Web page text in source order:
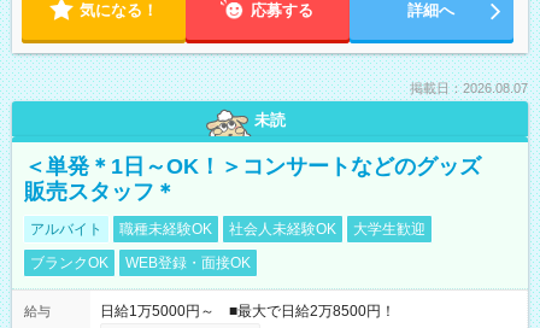
気になる！ 応募する 詳細へ
掲載日：2026.08.07
未読
＜単発＊1日～OK！＞コンサートなどのグッズ
販売スタッフ＊
アルバイト 職種未経験OK 社会人未経験OK
大学生歓迎
ブランクOK
WEB登録・面接OK
給与
日給1万5000円～ ■最大で日給2万8500円！